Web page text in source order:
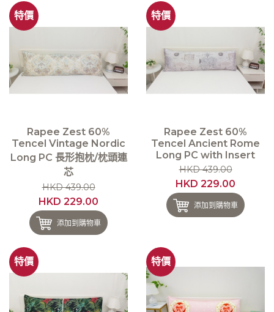
特價
Rapee Zest 60%
Tencel Vintage Nordic
Long PC 長形抱枕/枕頭連
芯
HKD 439.00
HKD 229.00
添加到購物車
特價
Rapee Zest 60%
Tencel Ancient Rome
Long PC with Insert
HKD 439.00
HKD 229.00
添加到購物車
特價 特價